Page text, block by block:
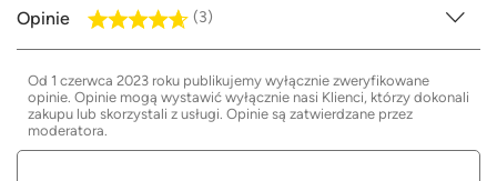
Opinie (3)
Od 1 czerwca 2023 roku publikujemy wyłącznie zweryfikowane
opinie. Opinie mogą wystawić wyłącznie nasi Klienci, którzy dokonali
zakupu lub skorzystali z usługi. Opinie są zatwierdzane przez
moderatora.